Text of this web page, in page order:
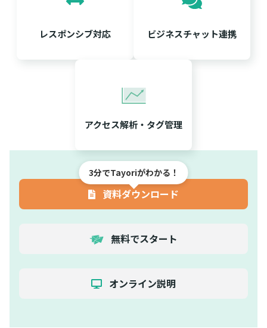
レスポンシブ対応 ビジネスチャット連携
アクセス解析・タグ管理
3分でTayoriがわかる！
資料ダウンロード
無料でスタート
オンライン説明